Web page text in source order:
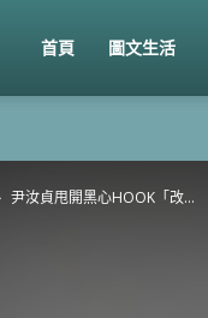
sokneoisasa
首頁 圖文生活
尹汝貞甩開黑心HOOK「改...